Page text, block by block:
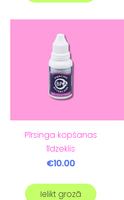
Pīrsinga kopšanas
līdzeklis
€10.00
Ielikt grozā